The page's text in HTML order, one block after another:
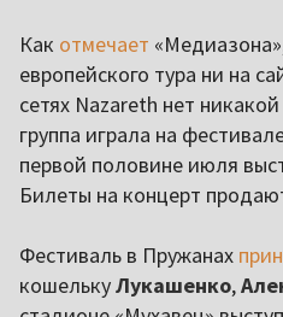
Как отмечает
европейского тура ни на
сетях Nazareth нет
группа играла на
первой половине июля
Билеты на концерт
Фестиваль в Пружанах
кошелькуЛукашенко,